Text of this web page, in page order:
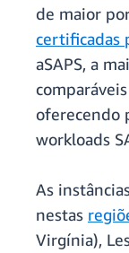
de maior
certificadas
aSAPS, a
oferecendo
workloads
As
nestas
Virgínia),